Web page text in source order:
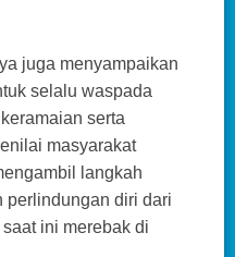
juga menyampaikan
selalu waspada
serta
masyarakat
langkah
perlindungan diri dari
ini merebak di